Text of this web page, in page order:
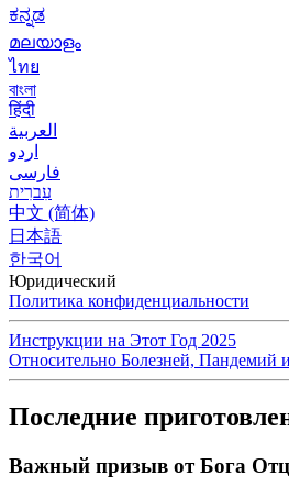
ಕನ್ನಡ
മലയാളം
ไทย
বাংলা
हिंदी
العربية
اردو
فارسی
עִברִית
中文 (简体)
日本語
한국어
Юридический
Политика конфиденциальности
Инструкции на Этот Год 2025
Относительно Болезней, Пандемий
Последние
Важный призыв от Бога